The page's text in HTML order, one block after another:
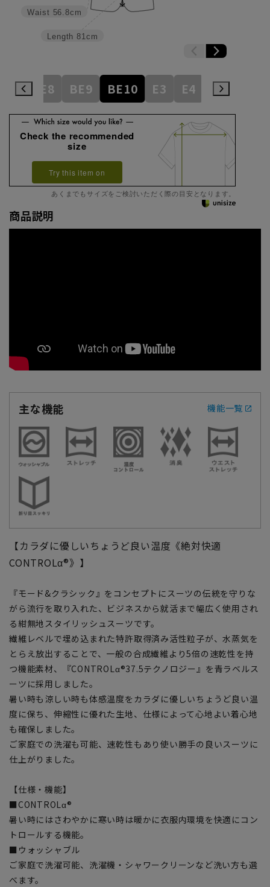
Length 81cm
Waist 56.8cm
BE8 BE9 BE10 E3 E4 E5
Check the recommended
size
Try this item on
あくまでもサイズをご検討いただく際の目安となります。
商品説明
主な機能 機能一覧
【カラダに優しいちょうど良い温度《絶対快適
CONTROLα®》】
『モード&クラシック』をコンセプトにスーツの伝統を守りな
がら流行を取り入れた、ビジネスから就活まで幅広く使用され
る紺無地スタイリッシュスーツです。
繊維レベルで埋め込まれた特許取得済み活性粒子が、水蒸気を
とらえ放出することで、一般の合成繊維より5倍の速乾性を持
つ機能素材、『CONTROLα®37.5テクノロジー』を青ラベルス
ーツに採用しました。
暑い時も涼しい時も体感温度をカラダに優しいちょうど良い温
度に保ち、伸縮性に優れた生地、仕様によって心地よい着心地
も確保しました。
ご家庭での洗濯も可能、速乾性もあり使い勝手の良いスーツに
仕上がりました。
【仕様・機能】
■CONTROLα®
暑い時にはさわやかに寒い時は暖かに衣服内環境を快適にコン
トロールする機能。
■ウォッシャブル
ご家庭で洗濯可能、洗濯機・シャワークリーンなど洗い方も選
べます。